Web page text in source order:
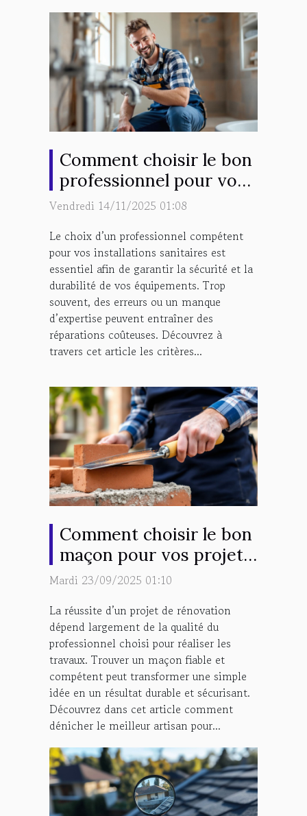
Comment choisir le bon
professionnel pour vos
installations sanitaires ?
Vendredi 14/11/2025 01:08
Le choix d’un professionnel compétent
pour vos installations sanitaires est
essentiel afin de garantir la sécurité et la
durabilité de vos équipements. Trop
souvent, des erreurs ou un manque
d’expertise peuvent entraîner des
réparations coûteuses. Découvrez à
travers cet article les critères...
Comment choisir le bon
maçon pour vos projets
de rénovation ?
Mardi 23/09/2025 01:10
La réussite d’un projet de rénovation
dépend largement de la qualité du
professionnel choisi pour réaliser les
travaux. Trouver un maçon fiable et
compétent peut transformer une simple
idée en un résultat durable et sécurisant.
Découvrez dans cet article comment
dénicher le meilleur artisan pour...